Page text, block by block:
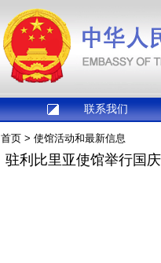
联系我们
首页 > 使馆活动和最新信息
驻利比里亚使馆举行国